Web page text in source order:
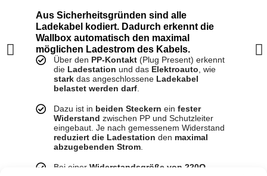
Aus Sicherheitsgründen sind alle
Ladekabel kodiert. Dadurch erkennt die
Wallbox automatisch den maximal
möglichen Ladestrom des Kabels.
Über den PP-Kontakt (Plug Present) erkennt
die Ladestation und das Elektroauto , wie
stark das angeschlossene Ladekabel
belastet werden darf
Dazu ist in beiden Steckern einfester
Widerstand zwischen PP und Schutzleiter
eingebaut. Je nach gemessenem Widerstand
reduziert die Ladestation den maximal
abzugebenden Strom
Bei einer Widerstandsgröße von 220Ω